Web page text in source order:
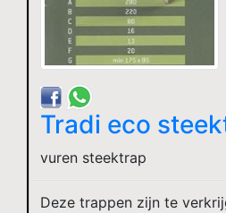
Tradi eco
vuren steektrap
Deze trappen zijn te